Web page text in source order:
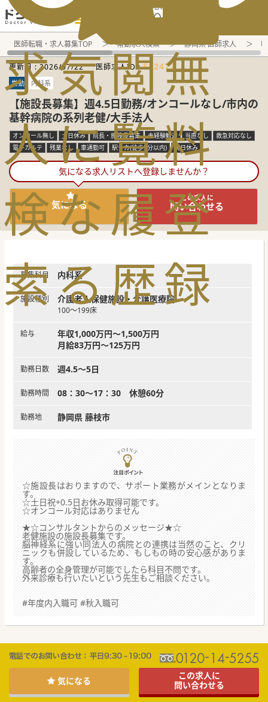
電話でのお問い合わせ：平日9:30-19:00
求
人
検
索
気
に
な
る
閲
覧
履
歴
無
料
登
録
医師転職・求人募集TOP 常勤求人検索 静岡県 医師求人
更新日 :2026/07/22 医師求人ID :502477
常勤 内科系
【施設長募集】週4.5日勤務/オンコールなし/市内の
基幹病院の系列老健/大手法人
オンコール無し 土日休み 院長・施設長募集 未経験歓迎 当直なし
救急対応なし
電子カルテ
残業なし 車通勤可 駅チカ(徒歩5分以内) 祝日休み
気になる求人リストへ登録しませんか？
気になる
この求人に
問い合わせる
募集科目 内科系
施設種別 介護老人保健施設・介護医療院
100～199床
給与
年収1,000万円～1,500万円
月給83万円～125万円
勤務日数 週4.5～5日
勤務時間 08：30～17：30 休憩60分
勤務地 静岡県 藤枝市
☆施設長はおりますので、サポート業務がメインとなりま
す。
☆土日祝+0.5日お休み取得可能です。
☆オンコール対応はありません
★☆コンサルタントからのメッセージ★☆
老健施設の施設長募集です。
脳神経系に強い同法人の病院との連携は当然のこと、クリ
ニックも併設しているため、もしもの時の安心感がありま
す。
高齢者の全身管理が可能でしたら科目不問です。
外来診療も行いたいという先生もご相談ください。
#年度内入職可 #秋入職可
気になる
この求人に
問い合わせる